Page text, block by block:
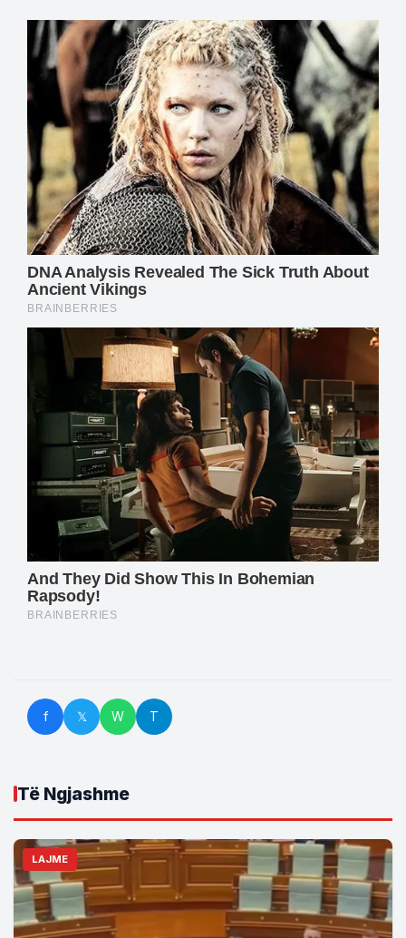
f 𝕏 W T
Të Ngjashme
LAJME